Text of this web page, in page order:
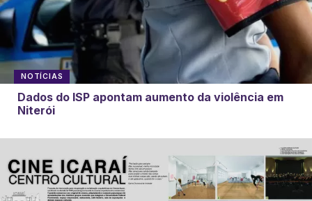
NOTÍCIAS
Dados do ISP apontam aumento da violência em
Niterói